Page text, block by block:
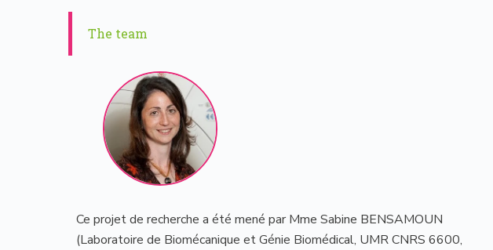
The team
Ce projet de recherche a été mené par Mme Sabine BENSAMOUN
(Laboratoire de Biomécanique et Génie Biomédical, UMR CNRS 6600,